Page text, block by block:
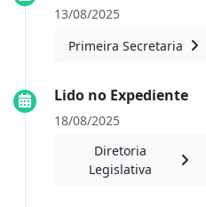
13/08/2025
Primeira Secretaria
Lido no Expediente
18/08/2025
Diretoria
Legislativa